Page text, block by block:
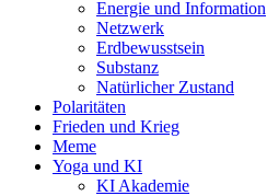
Energie und Information
Netzwerk
Erdbewusstsein
Substanz
Natürlicher Zustand
Polaritäten
Frieden und Krieg
Meme
Yoga und KI
KI Akademie